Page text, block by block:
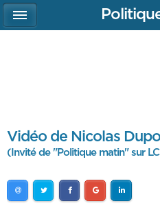
Vidéo de Nicolas
(Invité de "Politique matin" sur